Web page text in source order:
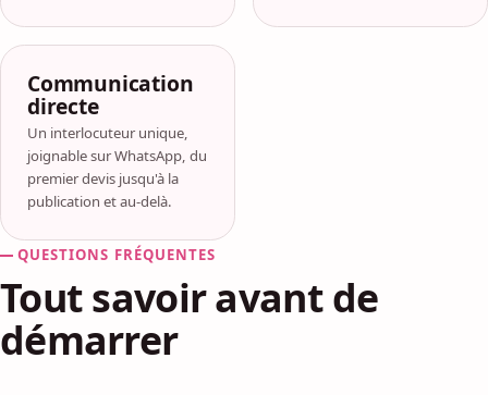
Communication
directe
Un interlocuteur unique,
joignable sur WhatsApp, du
premier devis jusqu'à la
publication et au-delà.
QUESTIONS FRÉQUENTES
Tout savoir avant de
démarrer